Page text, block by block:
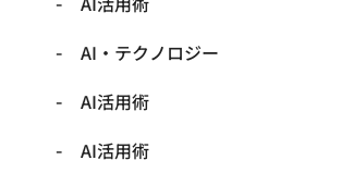
​AI・テクノロジー
​AI活用術
​AI活用術